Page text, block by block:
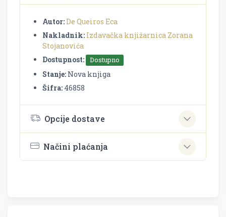
Autor:De Queiros Eca
Nakladnik: Izdavačka knjižarnica Zorana
Stojanovića
Dostupnost:
Dostupno
Stanje: Nova knjiga
Šifra: 46858
Opcije dostave
Načini plaćanja